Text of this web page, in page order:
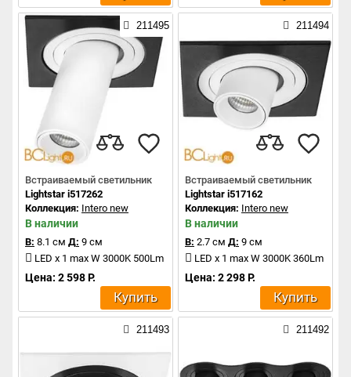
211495
Встраиваемый светильник
Lightstar i517262
Коллекция: Intero new
В наличии
В: 8.1 см Д: 9 см
LED x 1 max W 3000K 500Lm
Цена: 2 598 Р.
Купить
211494
Встраиваемый светильник
Lightstar i517162
Коллекция: Intero new
В наличии
В: 2.7 см Д: 9 см
LED x 1 max W 3000K 360Lm
Цена: 2 298 Р.
Купить
211493 211492